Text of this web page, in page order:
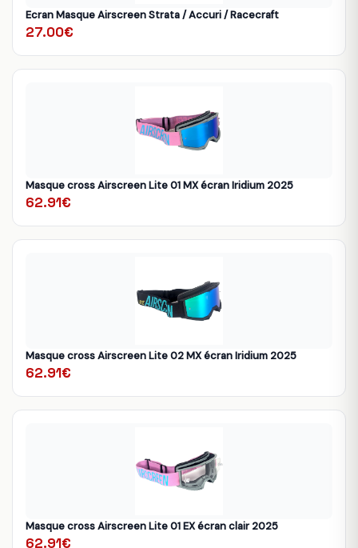
Ecran Masque Airscreen Strata / Accuri / Racecraft
27.00€
Masque cross Airscreen Lite 01 MX écran Iridium 2025
62.91€
Masque cross Airscreen Lite 02 MX écran Iridium 2025
62.91€
Masque cross Airscreen Lite 01 EX écran clair 2025
62.91€